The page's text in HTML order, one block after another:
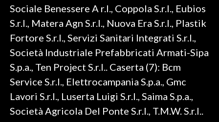
Sociale Benessere A r.l., Coppola S.r.l., Eubios
S.r.l., Matera Agn S.r.l., Nuova Era S.r.l., Plastik
Fortore S.r.l., Servizi Sanitari Integrati S.r.l.,
Società Industriale Prefabbricati Armati-Sipa
S.p.a., Ten Project S.r.l.. Caserta (7): Bcm
Service S.r.l., Elettrocampania S.p.a., Gmc
Lavori S.r.l., Luserta Luigi S.r.l., Saima S.p.a.,
Società Agricola Del Ponte S.r.l., T.M.W. S.r.l..